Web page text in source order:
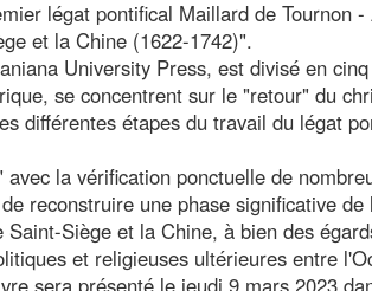
légat pontifical Maillard de Tournon
et la Chine (1622-1742)".
University Press, est divisé en
se concentrent sur le "retour" du
différentes étapes du travail du légat
la vérification ponctuelle de
reconstruire une phase significative
Siège et la Chine, à bien des
et religieuses ultérieures entre
sera présenté le jeudi 9 mars 2023